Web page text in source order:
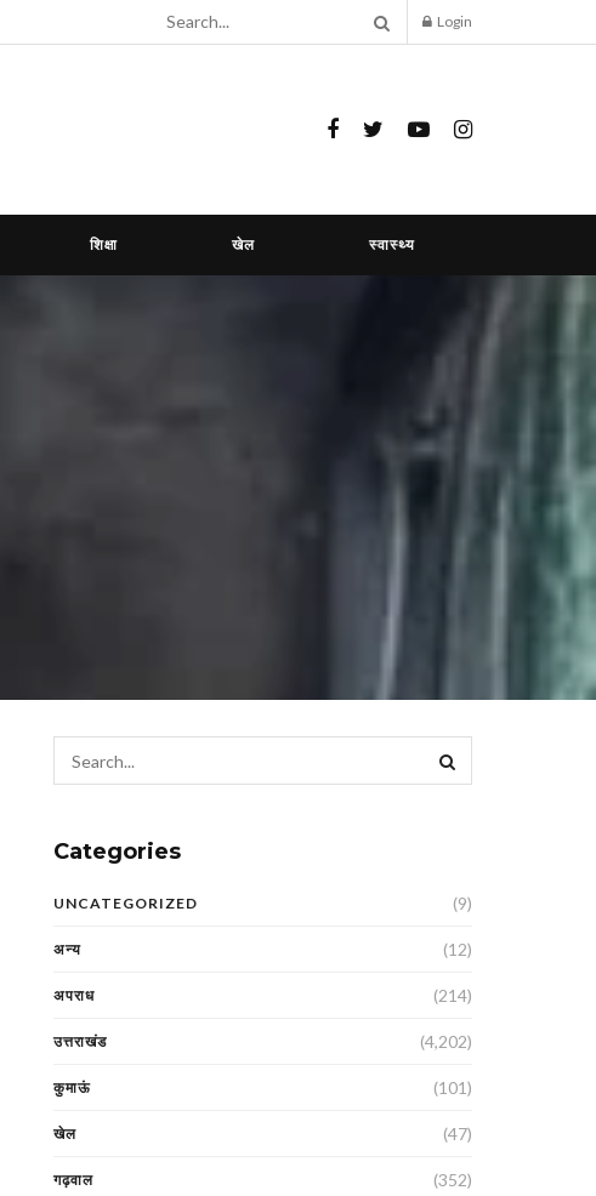
Login
शिक्षा खेल स्वास्थ्य
Categories
UNCATEGORIZED (9)
अन्य (12)
अपराध (214)
उत्तराखंड (4,202)
कुमाऊं (101)
खेल (47)
गढ़वाल (352)